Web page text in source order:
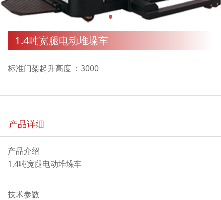
1.4吨宽腿电动堆垛车
标准门架起升高度 ：3000
产品详细
产品介绍
1.4吨宽腿电动堆垛车
技术参数